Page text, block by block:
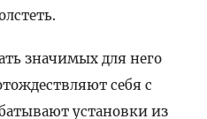
значимых для него
себя с
установки из